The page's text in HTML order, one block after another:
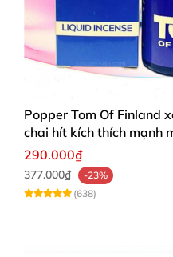
Popper Tom Of Finland
chai hít kích thích mạnh
290.000₫
377.000₫
-23%
(638)